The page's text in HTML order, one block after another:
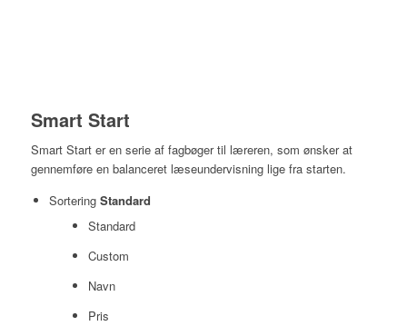
Smart Start
Smart Start er en serie af fagbøger til læreren, som ønsker at
gennemføre en balanceret læseundervisning lige fra starten.
Sortering Standard
Standard
Custom
Navn
Pris